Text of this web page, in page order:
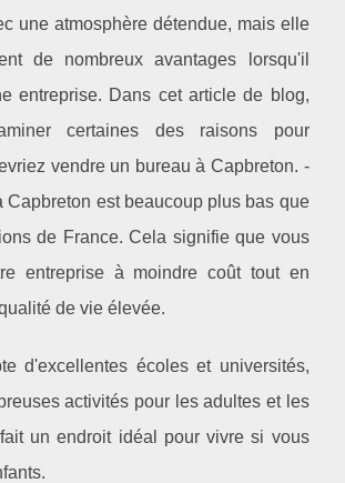
une atmosphère détendue, mais elle
de nombreux avantages lorsqu'il
entreprise. Dans cet article de blog,
certaines des raisons pour
vendre un bureau à Capbreton. -
Capbreton est beaucoup plus bas que
de France. Cela signifie que vous
entreprise à moindre coût tout en
de vie élevée.
d'excellentes écoles et universités,
activités pour les adultes et les
un endroit idéal pour vivre si vous